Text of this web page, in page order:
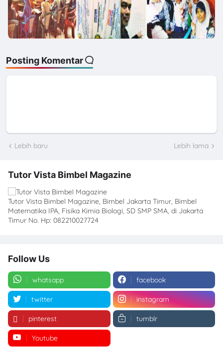
Posting Komentar
Lebih baru Lebih lama
Tutor Vista Bimbel Magazine
Tutor Vista Bimbel Magazine, Bimbel Jakarta Timur, Bimbel
Matematika IPA, Fisika Kimia Biologi, SD SMP SMA, di Jakarta
Timur No. Hp: 082210027724
Follow Us
whatsapp facebook
twitter instagram
pinterest tumblr
Youtube